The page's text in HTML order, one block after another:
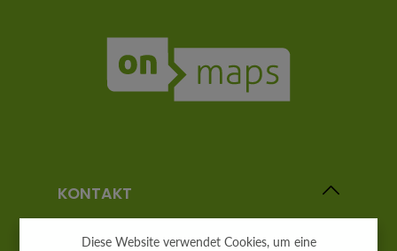
KONTAKT
Diese Website verwendet Cookies, um eine